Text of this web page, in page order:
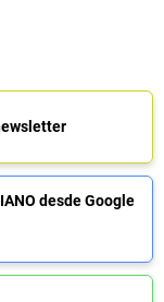
desde Google